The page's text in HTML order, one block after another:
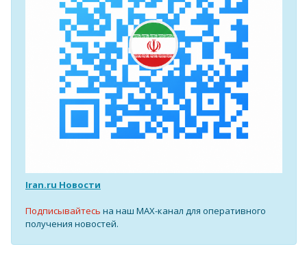
Iran.ru Новости
Подписывайтесь на наш MAX-канал для оперативного
получения новостей.